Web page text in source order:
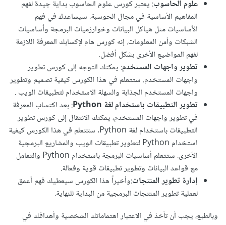
علوم الحاسوب: يعتبر كورس علوم الحاسوب بداية جيدة لفهم
المفاهيم الأساسية في مجال الحوسبة. سيساعدك في فهم
الأساسيات مثل هياكل البيانات وخوارزميات البرمجة وأساسيات
الشبكات وأمن المعلومات. إنه كورس هام لإكسابك المعرفة اللازمة
لفهم المواضيع الأخرى بشكل أفضل.
تطوير واجهات المستخدم: يمكنك التوجه إلى كورس تطوير
واجهات المستخدم. ستتعلم في هذا الكورس كيفية تصميم وتطوير
واجهات المستخدم الجذابة والسهلة الاستخدام لتطبيقات الويب .
تطوير التطبيقات باستخدام لغة Python
: بعد اكتساب المعرفة
في تطوير واجهات المستخدم، يمكنك الانتقال إلى كورس تطوير
التطبيقات باستخدام لغة Python. ستتعلم في هذا الكورس كيفية
استخدام Python لتطوير تطبيقات الويب والمشاريع البرمجية
الأخرى. ستتعلم أساسيات البرمجة باستخدام Python والتعامل
مع قواعد البيانات وتطوير تطبيقات قوية وفعالة.
إدارة تطوير المنتجات:وأخيراً هذا الكورس سيعطيك فهم أعمق
لعملية تطوير المنتجات البرمجية من البداية للنهاية.
وبالطبع، يجب أن تأخذ في الاعتبار اهتماماتك الشخصية وأهدافك في